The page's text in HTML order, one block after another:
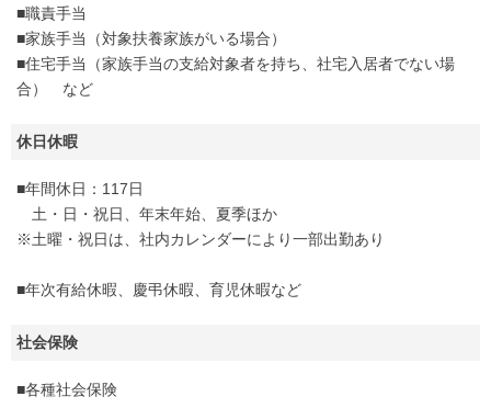
■職責手当
■家族手当（対象扶養家族がいる場合）
■住宅手当（家族手当の支給対象者を持ち、社宅入居者でない場
合） など
休日休暇
■年間休日：117日
土・日・祝日、年末年始、夏季ほか
※土曜・祝日は、社内カレンダーにより一部出勤あり
■年次有給休暇、慶弔休暇、育児休暇など
社会保険
■各種社会保険